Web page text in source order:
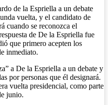
de la Espriella a un debate
vuelta, y el candidato de
cuando se reconozca el
de De la Espriella fue
que primero acepten los
inmediato.
a De la Espriella a un debate y
por personas que él designará.
vuelta presidencial, como parte
junio.